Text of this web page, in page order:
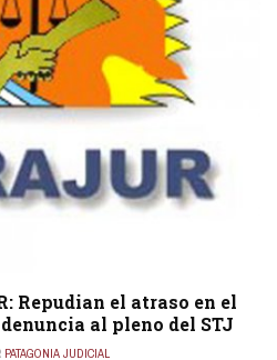
Repudian el atraso en el
al pleno del STJ
PATAGONIA JUDICIAL